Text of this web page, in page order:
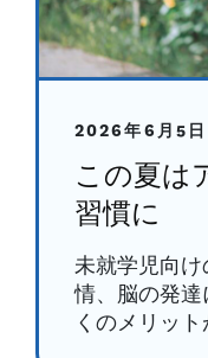
2026年6月5日
この夏は
習慣に
未就学児向
情、脳の発
くのメリッ